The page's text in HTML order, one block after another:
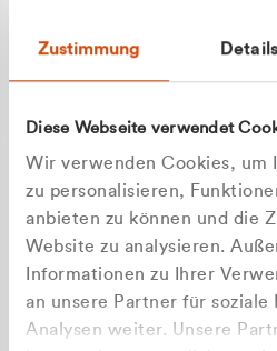
Zustimmung Details
Diese Webseite verwendet
Wir verwenden Cookies, um
zu personalisieren,
anbieten zu können und die
Website zu analysieren.
Informationen zu Ihrer
an unsere Partner für
Analysen weiter. Unsere
+49 177 8376058
Apilash